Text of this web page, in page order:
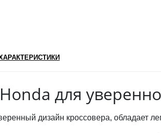
для
дизайн кроссовера, обладает